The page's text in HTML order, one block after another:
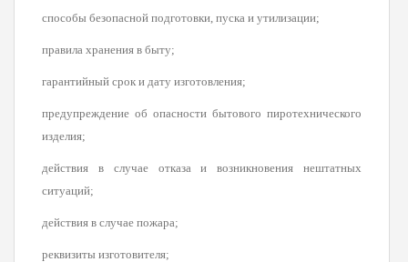
способы безопасной подготовки, пуска и утилизации;
правила хранения в быту;
гарантийный срок и дату изготовления;
предупреждение об опасности бытового пиротехнического
изделия;
действия в случае отказа и возникновения нештатных
ситуаций;
действия в случае пожара;
реквизиты изготовителя;